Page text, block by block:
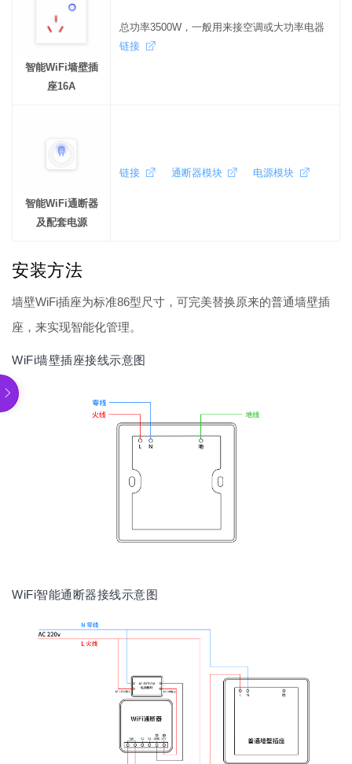
智能WiFi墙壁插
座16A
总功率3500W，一般用来接空调或大功率电器
链接
智能WiFi通断器
及配套电源
链接 通断器模块 电源模块
安装方法
墙壁WiFi插座为标准86型尺寸，可完美替换原来的普通墙壁插
座，来实现智能化管理。
WiFi墙壁插座接线示意图
WiFi智能通断器接线示意图